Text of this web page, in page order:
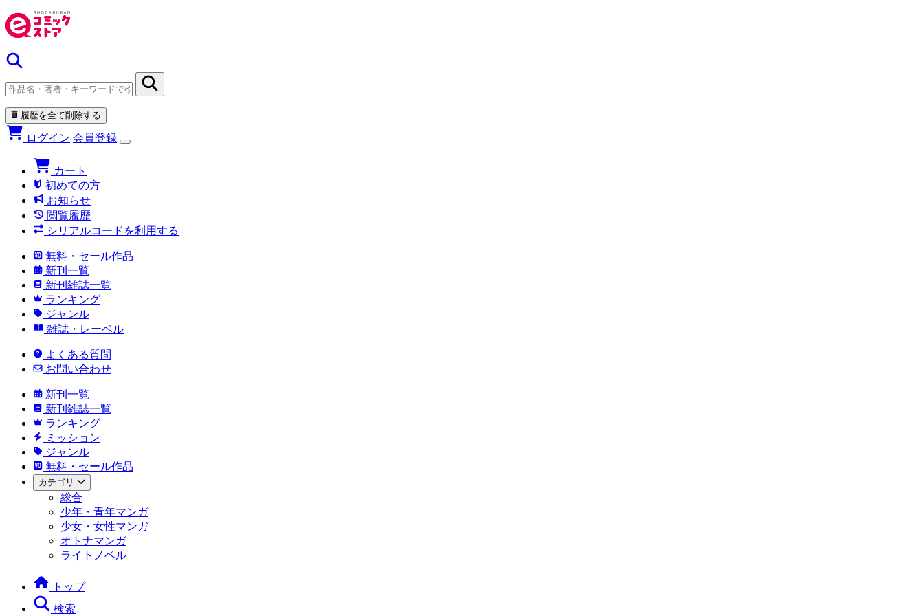
履歴を全て削除する
ログイン 会員登録
カート
初めての方
お知らせ
閲覧履歴
シリアルコードを利用する
無料・セール作品
新刊一覧
新刊雑誌一覧
ランキング
ジャンル
雑誌・レーベル
よくある質問
お問い合わせ
新刊一覧
新刊雑誌一覧
ランキング
ミッション
ジャンル
無料・セール作品
カテゴリ
総合
少年・青年マンガ
少女・女性マンガ
オトナマンガ
ライトノベル
トップ
検索